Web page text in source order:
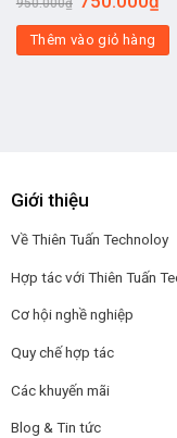
Thêm vào giỏ hàng
Giới thiệu
Về Thiên Tuấn Technoloy
Hợp tác với Thiên Tuấn
Cơ hội nghề nghiệp
Quy chế hợp tác
Các khuyến mãi
Blog & Tin tức